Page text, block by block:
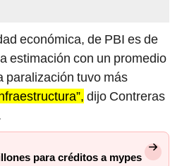
económica, de PBI es de
estimación con un promedio
paralización tuvo más
dijo Contreras
para créditos a mypes